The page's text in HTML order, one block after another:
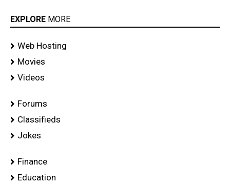
EXPLORE MORE
Web Hosting
Movies
Videos
Forums
Classifieds
Jokes
Finance
Education